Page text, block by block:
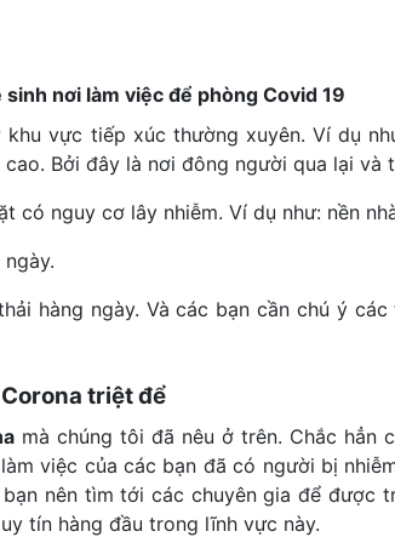
sinh nơi làm việc để phòng Covid 19
vực tiếp xúc thường xuyên. Ví dụ
Bởi đây là nơi đông người qua lại và
có nguy cơ lây nhiễm. Ví dụ như: nền
hàng ngày. Và các bạn cần chú ý
triệt để
mà chúng tôi đã nêu ở trên. Chắc hẳn
việc của các bạn đã có người bị
nên tìm tới các chuyên gia để được
tín hàng đầu trong lĩnh vực này.